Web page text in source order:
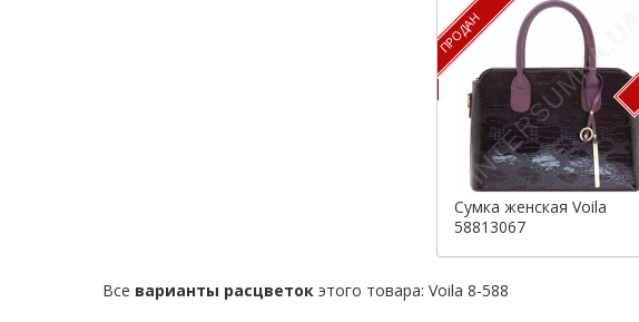
ПРОДАН
Сумка женская Voila
58813067
Все варианты расцветок этого товара: Voila 8-588